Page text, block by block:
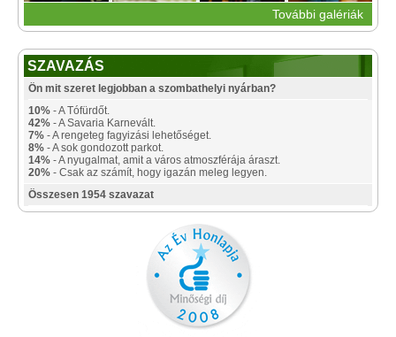
További galériák
SZAVAZÁS
Ön mit szeret legjobban a szombathelyi nyárban?
10% - A Tófürdőt.
42% - A Savaria Karnevált.
7% - A rengeteg fagyizási lehetőséget.
8% - A sok gondozott parkot.
14% - A nyugalmat, amit a város atmoszférája áraszt.
20% - Csak az számít, hogy igazán meleg legyen.
Összesen 1954 szavazat